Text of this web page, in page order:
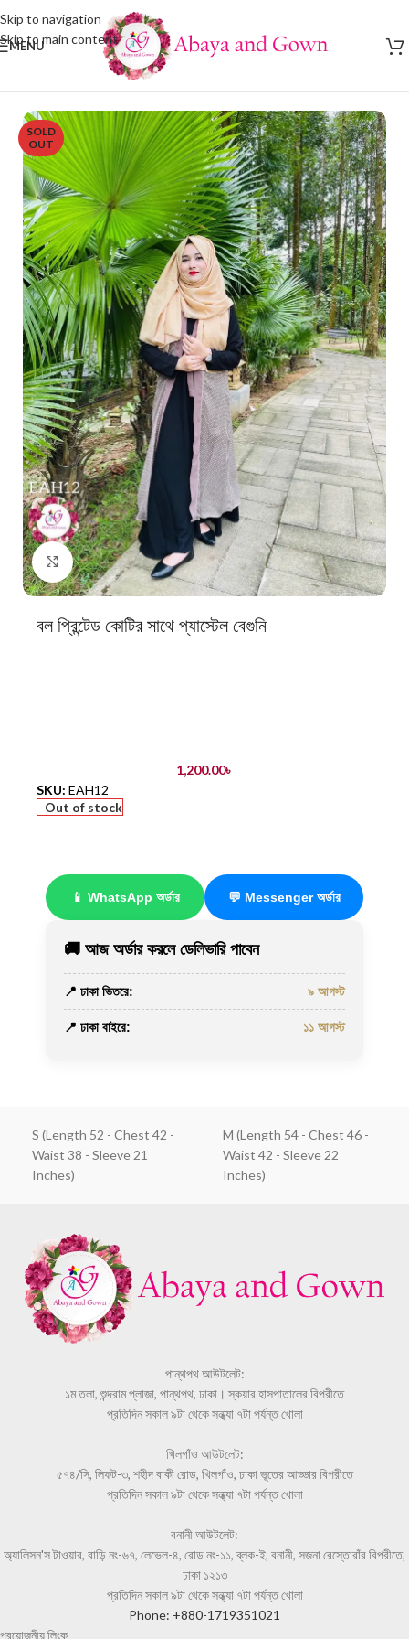
Skip to navigation
Skip to main content
MENU
SOLD
OUT
Click to enlarge
বল প্রিন্টেড কোটির সাথে প্যাস্টেল বেগুনি
1,200.00৳
SKU: EAH12
Out of stock
📱 WhatsApp অর্ডার 💬 Messenger অর্ডার
🚚 আজ অর্ডার করলে ডেলিভারি পাবেন
📍 ঢাকা ভিতরে: ৯ আগস্ট
📍 ঢাকা বাইরে: ১১ আগস্ট
S (Length 52 - Chest 42 -
Waist 38 - Sleeve 21
Inches)
M (Length 54 - Chest 46 -
Waist 42 - Sleeve 22
Inches)
পান্থপথ আউটলেট:
১ম তলা, শুন্দরাম প্লাজা, পান্থপথ, ঢাকা। স্কয়ার হাসপাতালের বিপরীতে
প্রতিদিন সকাল ৯টা থেকে সন্ধ্যা ৭টা পর্যন্ত খোলা
খিলগাঁও আউটলেট:
৫৭৪/সি, লিফট-৩, শহীদ বাকী রোড, খিলগাঁও, ঢাকা ভূতের আড্ডার বিপরীতে
প্রতিদিন সকাল ৯টা থেকে সন্ধ্যা ৭টা পর্যন্ত খোলা
বনানী আউটলেট:
অ্যালিসন'স টাওয়ার, বাড়ি নং-৬৭, লেভেল-৪, রোড নং-১১, ব্লক-ই, বনানী, সজনা রেস্তোরাঁর বিপরীতে,
ঢাকা ১২১৩
প্রতিদিন সকাল ৯টা থেকে সন্ধ্যা ৭টা পর্যন্ত খোলা
Phone: +880-1719351021
প্রয়োজনীয় লিংক